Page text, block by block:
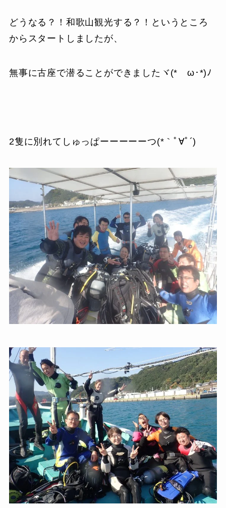
どうなる？！和歌山観光する？！というところ
からスタートしましたが、
無事に古座で潜ることができましたヾ(*ゝω･*)ﾉ
2隻に別れてしゅっぱーーーーーつ(*｀ﾟ∀ﾟ´)